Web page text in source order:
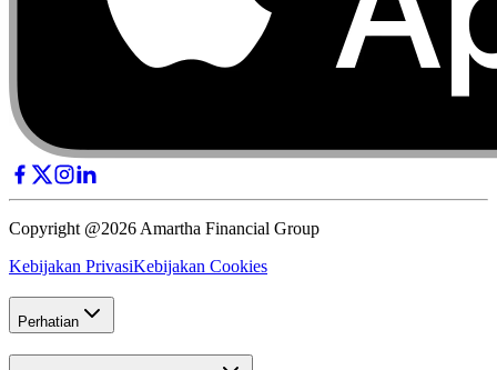
Copyright @2026 Amartha Financial Group
Kebijakan PrivasiKebijakan Cookies
Perhatian